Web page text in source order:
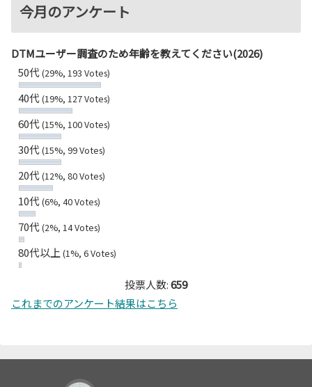
今月のアンケート
DTMユーザー調査のため年齢を教えてください(2026)
50代(29%, 193 Votes)
40代(19%, 127 Votes)
60代(15%, 100 Votes)
30代(15%, 99 Votes)
20代(12%, 80 Votes)
10代(6%, 40 Votes)
70代(2%, 14 Votes)
80代以上 (1%, 6 Votes)
投票人数:659
これまでのアンケート結果はこちら